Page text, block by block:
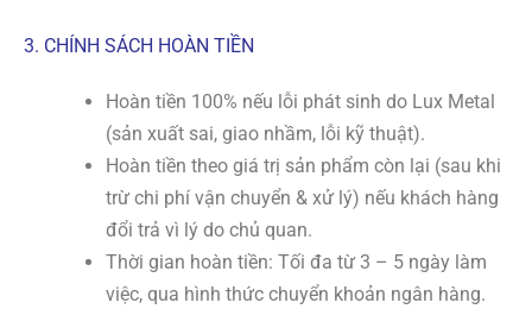
3. CHÍNH SÁCH HOÀN TIỀN
Hoàn tiền 100% nếu lỗi phát sinh do Lux Metal
(sản xuất sai, giao nhầm, lỗi kỹ thuật).
Hoàn tiền theo giá trị sản phẩm còn lại (sau khi
trừ chi phí vận chuyển & xử lý) nếu khách hàng
đổi trả vì lý do chủ quan.
Thời gian hoàn tiền: Tối đa từ 3 – 5 ngày làm
việc, qua hình thức chuyển khoản ngân hàng.